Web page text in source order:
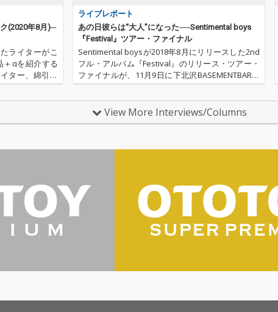
(2020年8月)─
ライターがこ
＋αを紹介する
ター、綿引佑
ポップス9作品
ライブレポート
あの日彼らは“大人”になった──Sentimental boys
『Festival』ツアー・ファイナル
Sentimental boysが2018年8月にリリースした2nd
フル・アルバム『Festival』のリリース・ツアー・
ファイナルが、11月9日に下北沢BASEMENTBARに
て開催された。この日の対バン相手は、Sentiment
View More Interviews/Columns